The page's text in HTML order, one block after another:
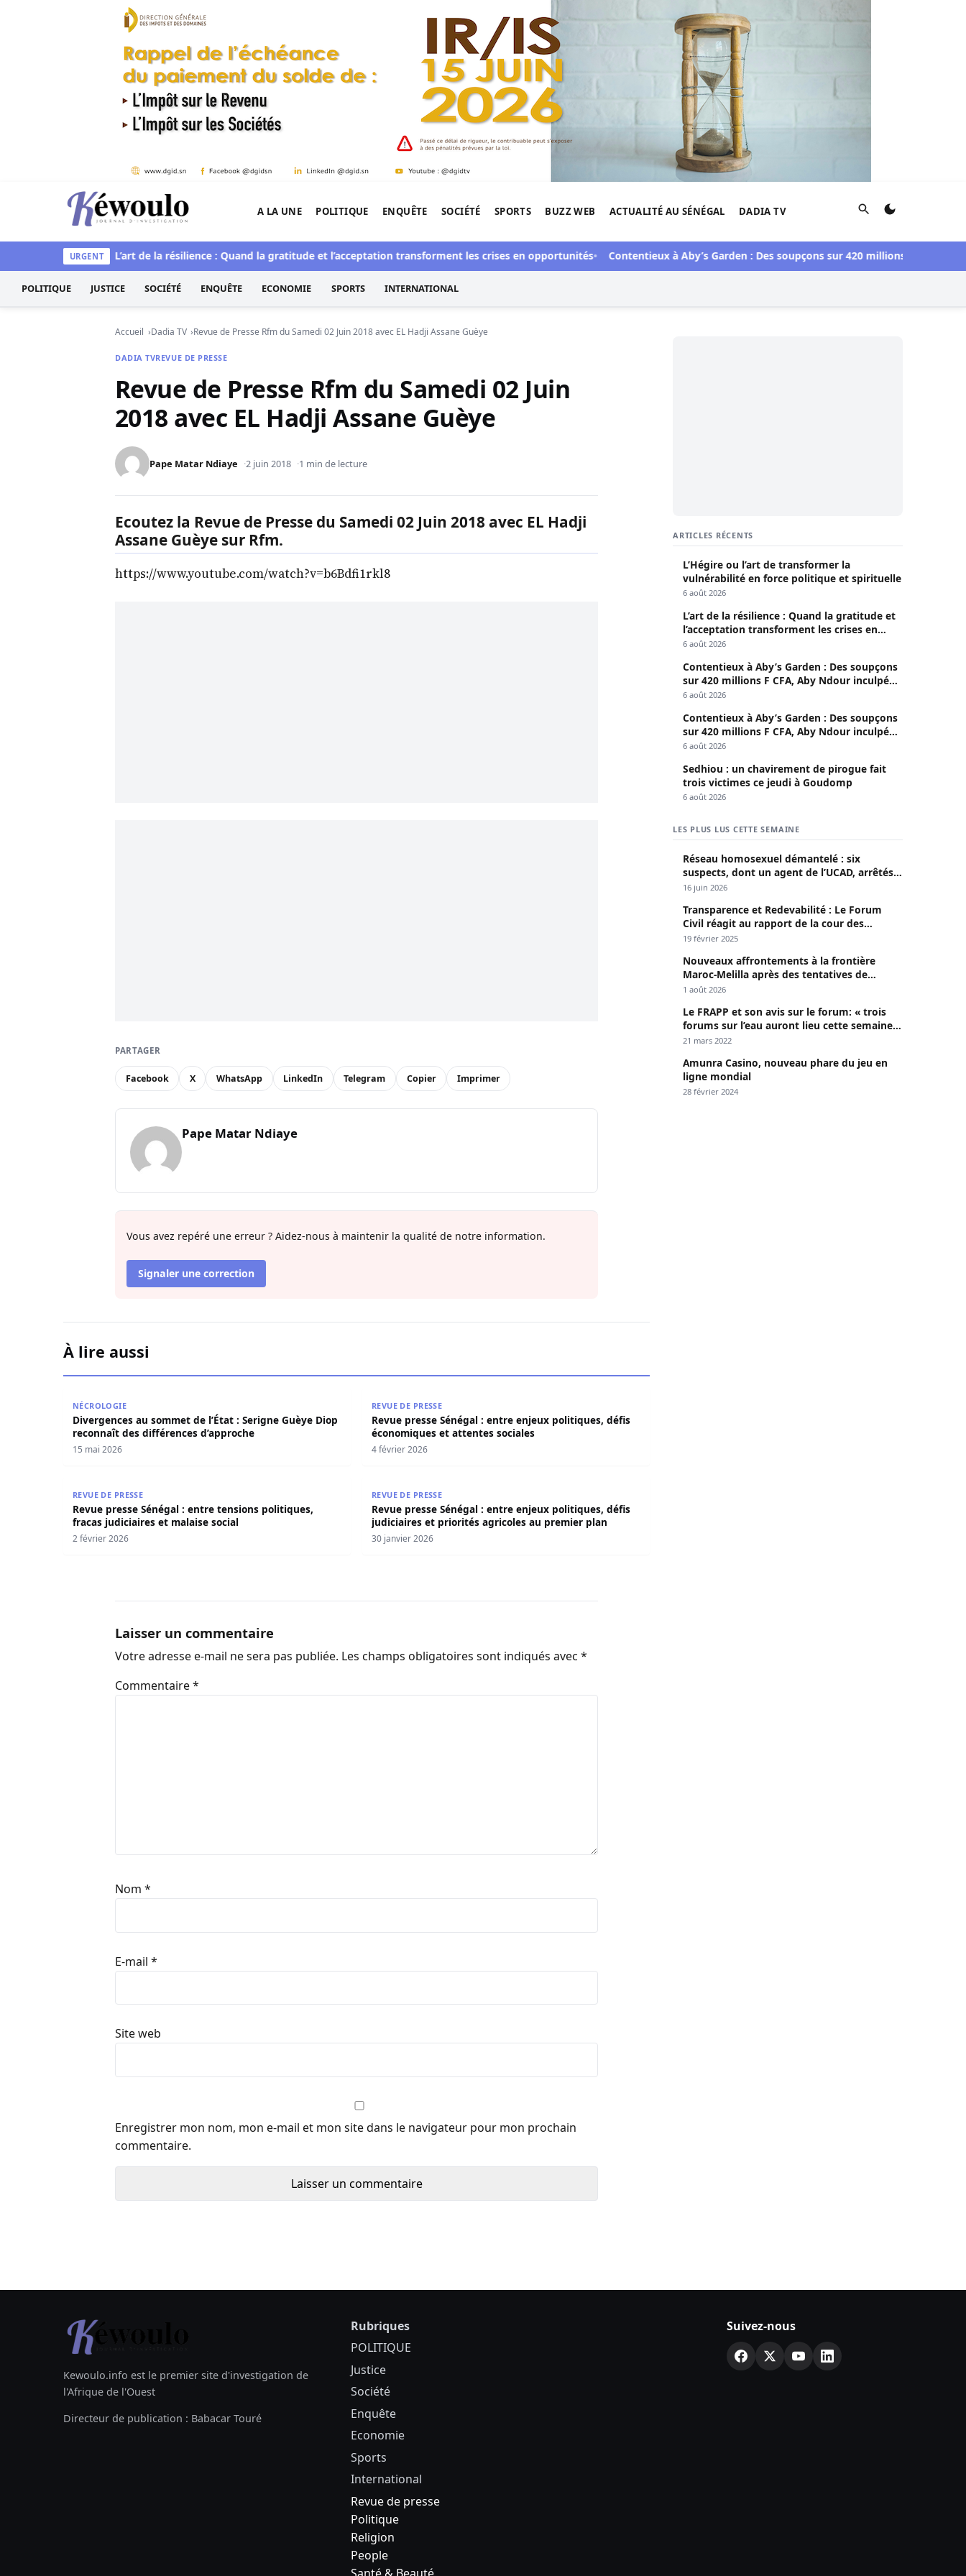
Aller au contenu
Kéwoulo, le premier site d'information et d'investigation de l'Afrique.
A LA UNE POLITIQUE ENQUÊTE SOCIÉTÉ SPORTS BUZZ WEB ACTUALITÉ AU SÉNÉGAL DADIA TV Rechercher
URGENT
et spirituelle L’art de la résilience : Quand la gratitude et l’acceptation transforment les crises en opportunités Contentieux à Aby’s Garden : Des soupçons sur 420 millions F CFA, Aby
POLITIQUE JUSTICE SOCIÉTÉ ENQUÊTE ECONOMIE SPORTS INTERNATIONAL
Accueil Dadia TV Revue de Presse Rfm du Samedi 02 Juin 2018 avec EL Hadji Assane Guèye
DADIA TVREVUE DE PRESSE
Revue de Presse Rfm du Samedi 02 Juin
2018 avec EL Hadji Assane Guèye
Pape Matar Ndiaye 2 juin 2018 1 min de lecture
Ecoutez la Revue de Presse du Samedi 02 Juin 2018 avec EL Hadji
Assane Guèye sur Rfm.
https://www.youtube.com/watch?v=b6Bdfi1rkl8
PARTAGER
Facebook X WhatsApp LinkedIn Telegram Copier Imprimer
Pape Matar Ndiaye
Vous avez repéré une erreur ? Aidez-nous à maintenir la qualité de notre information.
Signaler une correction
À lire aussi
NÉCROLOGIE
Divergences au sommet de l’État : Serigne Guèye Diop
reconnaît des différences d’approche
15 mai 2026
REVUE DE PRESSE
Revue presse Sénégal : entre enjeux politiques, défis
économiques et attentes sociales
4 février 2026
REVUE DE PRESSE
Revue presse Sénégal : entre tensions politiques,
fracas judiciaires et malaise social
2 février 2026
REVUE DE PRESSE
Revue presse Sénégal : entre enjeux politiques, défis
judiciaires et priorités agricoles au premier plan
30 janvier 2026
Laisser un commentaire
Votre adresse e-mail ne sera pas publiée. Les champs obligatoires sont indiqués avec *
Commentaire*
Nom *
E-mail *
Site web
Enregistrer mon nom, mon e-mail et mon site dans le navigateur pour mon prochain
commentaire.
ARTICLES RÉCENTS
L’Hégire ou l’art de transformer la
vulnérabilité en force politique et spirituelle
6 août 2026
L’art de la résilience : Quand la gratitude et
l’acceptation transforment les crises en
opportunités
6 août 2026
Contentieux à Aby’s Garden : Des soupçons
sur 420 millions F CFA, Aby Ndour inculpée
pour abus de biens sociaux
6 août 2026
Contentieux à Aby’s Garden : Des soupçons
sur 420 millions F CFA, Aby Ndour inculpée
pour abus de biens sociaux
6 août 2026
Sedhiou : un chavirement de pirogue fait
trois victimes ce jeudi à Goudomp
6 août 2026
LES PLUS LUS CETTE SEMAINE
Réseau homosexuel démantelé : six
suspects, dont un agent de l’UCAD, arrêtés à
Keur Massar ; l’un avoue avoir propagé le
16 juin 2026
Transparence et Redevabilité : Le Forum
Civil réagit au rapport de la cour des
comptes
19 février 2025
Nouveaux affrontements à la frontière
Maroc-Melilla après des tentatives de
passage
1 août 2026
Le FRAPP et son avis sur le forum: « trois
forums sur l’eau auront lieu cette semaine à
Dakar »
21 mars 2022
Amunra Casino, nouveau phare du jeu en
ligne mondial
28 février 2024
Kewoulo.info est le premier site d'investigation de
l'Afrique de l'Ouest
Directeur de publication : Babacar Touré
Rubriques
POLITIQUE
Justice
Société
Enquête
Economie
Sports
International
Revue de presse
Politique
Religion
People
Suivez-nous